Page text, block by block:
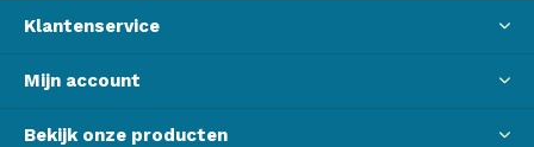
Klantenservice
Mijn account
Bekijk onze producten